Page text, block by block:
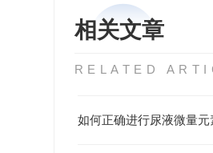
相关文章
RELATED